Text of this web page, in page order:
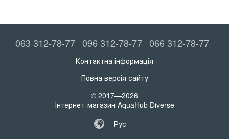
063 312-78-77 096 312-78-77 066 312-78-77
Контактна інформація
Повна версія сайту
© 2017—2026
Інтернет-магазин AquaHub Diverse
Рус